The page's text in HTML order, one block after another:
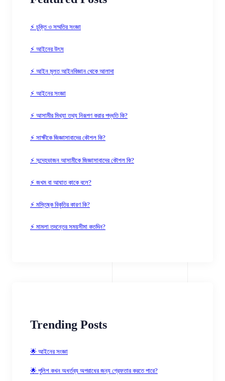
⚡ চুক্তি ও সম্মতির সংজ্ঞা
⚡ আইনের উৎস
⚡ আইন মূলত আইনবিজ্ঞান থেকে আলাদা
⚡ আইনের সংজ্ঞা
⚡ আসামীর মিথ্যা তথ্য নিরূপণ করার পদ্ধতি কি?
⚡ সাক্ষীকে জিজ্ঞাসাবাদের কৌশল কি?
⚡ সন্দেহভাজন আসামীকে জিজ্ঞাসাবাদের কৌশল কি?
⚡ জখম বা আঘাত কাকে বলে?
⚡ মস্তিষ্ক বিকৃতির কারণ কি?
⚡ মামলা তদন্তের সময়সীমা কতদিন?
Trending Posts
🌟 আইনের সংজ্ঞা
🌟 পুলিশ কখন অধর্তব্য অপরাধের জন্য গ্রেফতার করতে পারে?